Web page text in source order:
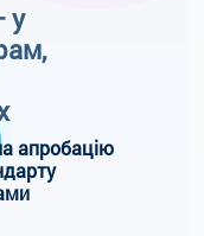
у
апробацію